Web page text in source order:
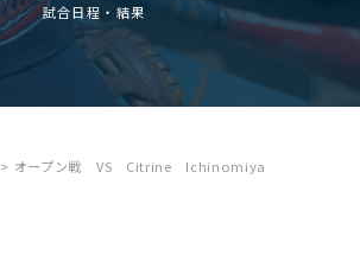
試合日程・結果
> オープン戦 VS Citrine Ichinomiya